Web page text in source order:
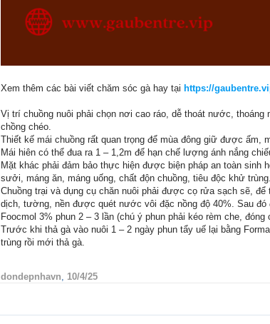
Xem thêm các bài viết chăm sóc gà hay tại https://
Vị trí chuồng nuôi phải chọn nơi cao ráo, dễ thoát nước,
chồng chéo.
Thiết kế mái chuồng rất quan trọng để mùa đông giữ được
Mái hiên có thể đua ra 1 – 1,2m để hạn chế lượng ánh nắng
Mặt khác phải đảm bảo thực hiện được biện pháp an toàn
sưởi, máng ăn, máng uống, chất độn chuồng, tiêu độc khử trùng.
Chuồng trại và dụng cụ chăn nuôi phải được cọ rửa sạch sẽ,
dịch, tường, nền được quét nước vôi đặc nồng độ 40%. Sau
Foocmol 3% phun 2 – 3 lần (chú ý phun phải kéo rèm che,
Trước khi thả gà vào nuôi 1 – 2 ngày phun tẩy uế lại bằng
trùng rồi mới thả gà.
dondepnhavn, 10/4/25